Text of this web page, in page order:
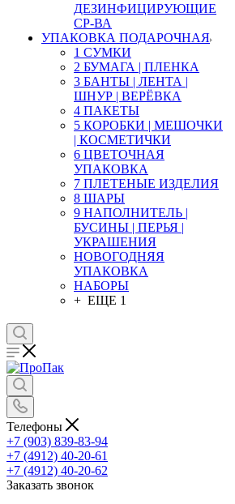
ДЕЗИНФИЦИРУЮЩИЕ
СР-ВА
УПАКОВКА ПОДАРОЧНАЯ
1 СУМКИ
2 БУМАГА | ПЛЕНКА
3 БАНТЫ | ЛЕНТА |
ШНУР | ВЕРЁВКА
4 ПАКЕТЫ
5 КОРОБКИ | МЕШОЧКИ
| КОСМЕТИЧКИ
6 ЦВЕТОЧНАЯ
УПАКОВКА
7 ПЛЕТЕНЫЕ ИЗДЕЛИЯ
8 ШАРЫ
9 НАПОЛНИТЕЛЬ |
БУСИНЫ | ПЕРЬЯ |
УКРАШЕНИЯ
НОВОГОДНЯЯ
УПАКОВКА
НАБОРЫ
+ ЕЩЕ 1
Телефоны
+7 (903) 839-83-94
+7 (4912) 40-20-61
+7 (4912) 40-20-62
Заказать звонок